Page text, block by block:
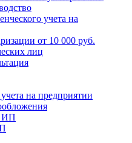
учета на
от 10 000 руб.
лиц
на предприятии